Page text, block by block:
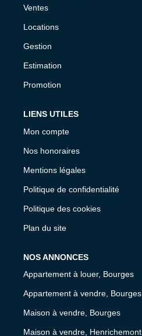
Ventes
Locations
Gestion
Estimation
Promotion
LIENS UTILES
Mon compte
Nos honoraires
Mentions légales
Politique de confidentialité
Politique des cookies
Plan du site
NOS ANNONCES
Appartement à louer, Bourges
Appartement à vendre, Bourges
Maison à vendre, Bourges
Maison à vendre, Henrichemont